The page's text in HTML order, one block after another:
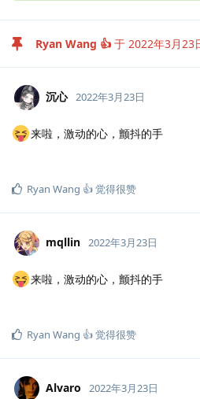
Ryan Wang 👍 于 2022年3月23
沉心 2022年3月23日
来啦，激动的心，颤抖的手
Ryan Wang 👍觉得很赞
mqllin 2022年3月23日
来啦，激动的心，颤抖的手
Ryan Wang 👍觉得很赞
Alvaro 2022年3月23日